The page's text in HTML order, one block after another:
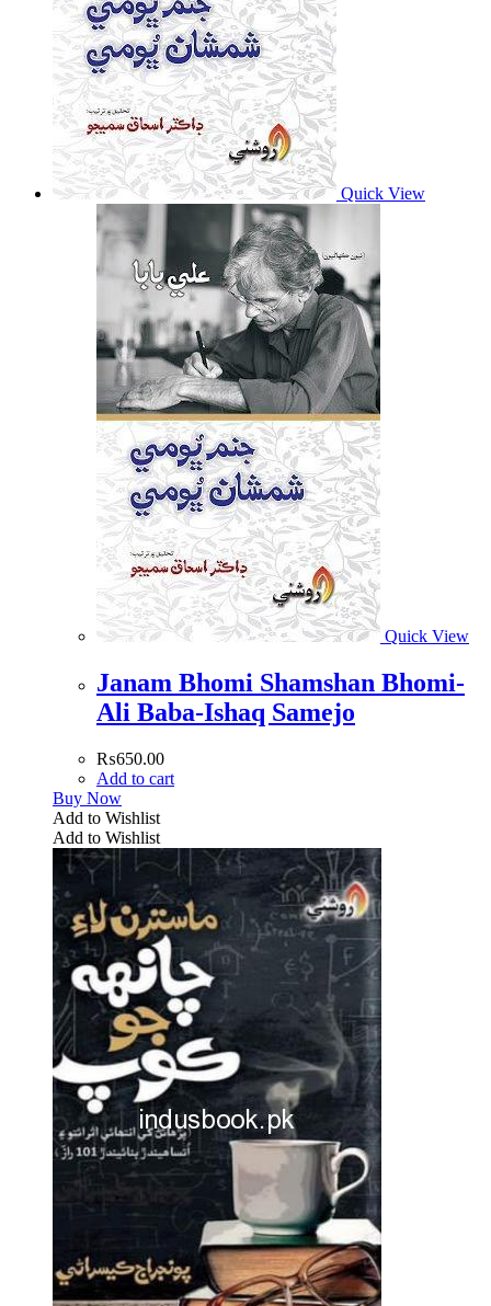
Quick View
Quick View
Janam Bhomi Shamshan Bhomi-
Ali Baba-Ishaq Samejo
₨650.00
Add to cart
Buy Now
Add to Wishlist
Add to Wishlist